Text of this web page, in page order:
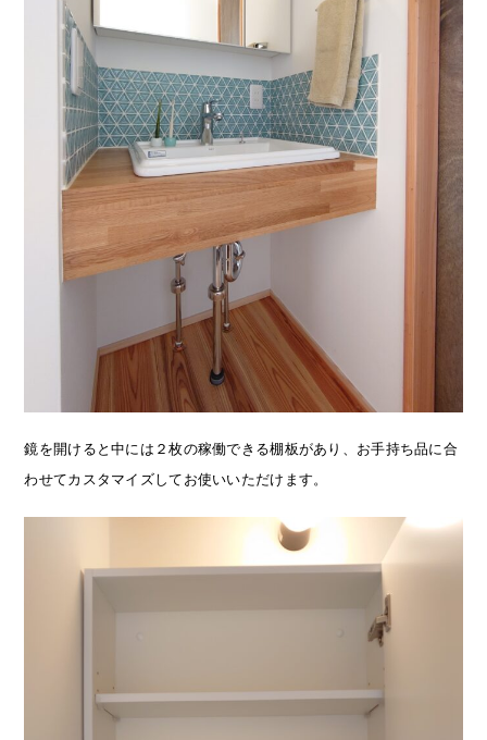
鏡を開けると中には２枚の稼働できる棚板があり、お手持ち品に合
わせてカスタマイズしてお使いいただけます。